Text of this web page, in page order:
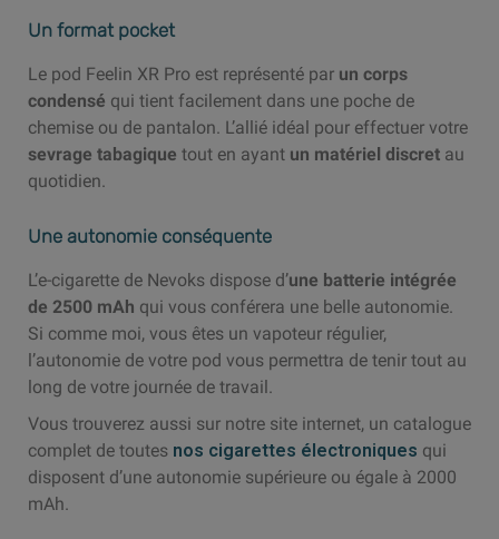
Un format pocket
Le pod Feelin XR Pro est représenté par un corps
condensé qui tient facilement dans une poche de
chemise ou de pantalon. L’allié idéal pour effectuer votre
sevrage tabagique tout en ayant un matériel discret au
quotidien.
Une autonomie conséquente
L’e-cigarette de Nevoks dispose d’une batterie intégrée
de 2500 mAh qui vous conférera une belle autonomie.
Si comme moi, vous êtes un vapoteur régulier,
l’autonomie de votre pod vous permettra de tenir tout au
long de votre journée de travail.
Vous trouverez aussi sur notre site internet, un catalogue
complet de toutes nos cigarettes électroniques qui
disposent d’une autonomie supérieure ou égale à 2000
mAh.